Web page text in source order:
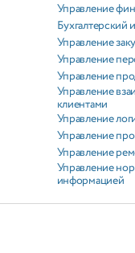
Управление
Бухгалтерский
Управление
Управление
Управление
Управление
клиентами
Управление
Управление
Управление
Управление
информацией